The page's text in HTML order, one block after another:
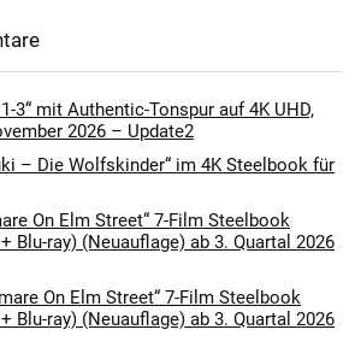
3“ mit Authentic-Tonspur auf 4K UHD,
2026 – Update2
– Die Wolfskinder“ im 4K Steelbook für
On Elm Street“ 7-Film Steelbook
Blu-ray) (Neuauflage) ab 3. Quartal 2026
On Elm Street“ 7-Film Steelbook
Blu-ray) (Neuauflage) ab 3. Quartal 2026